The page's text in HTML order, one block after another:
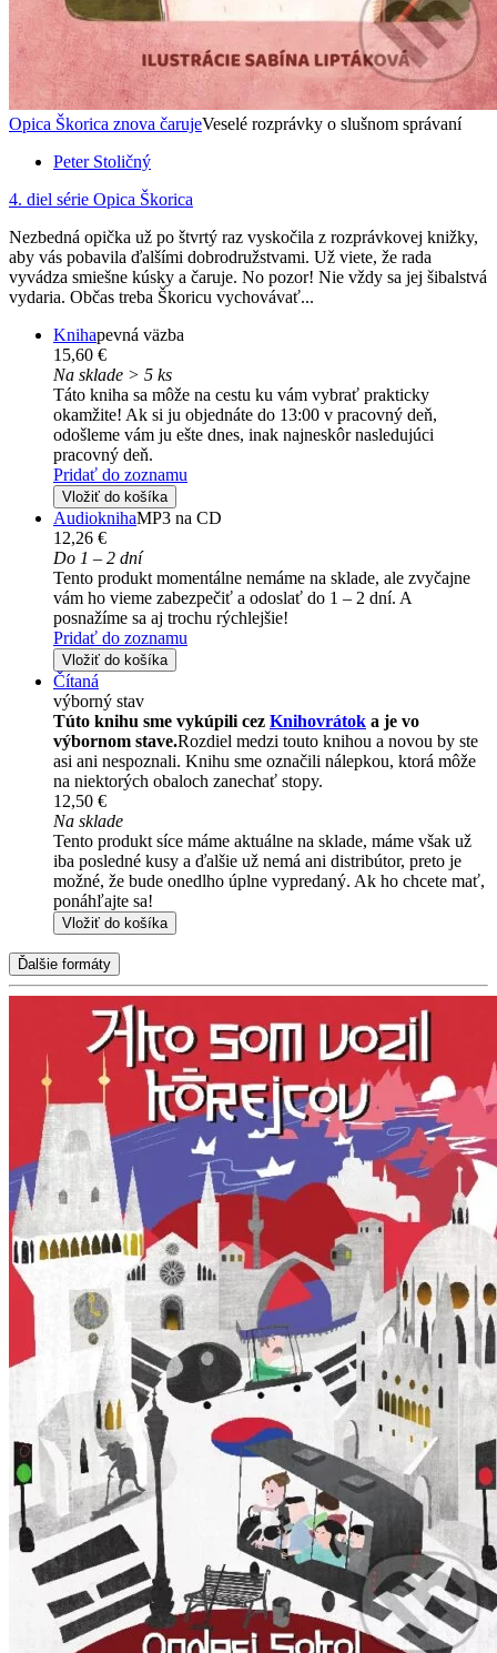
Opica Škorica znova čarujeVeselé rozprávky o slušnom správaní
Peter Stoličný
4. diel série Opica Škorica
Nezbedná opička už po štvrtý raz vyskočila z rozprávkovej knižky,
aby vás pobavila ďalšími dobrodružstvami. Už viete, že rada
vyvádza smiešne kúsky a čaruje. No pozor! Nie vždy sa jej šibalstvá
vydaria. Občas treba Škoricu vychovávať...
Knihapevná väzba
15,60 €
Na sklade > 5 ks
Táto kniha sa môže na cestu ku vám vybrať prakticky
okamžite! Ak si ju objednáte do 13:00 v pracovný deň,
odošleme vám ju ešte dnes, inak najneskôr nasledujúci
pracovný deň.
Pridať do zoznamu
Vložiť do košíka
AudioknihaMP3 na CD
12,26 €
Do 1 – 2 dní
Tento produkt momentálne nemáme na sklade, ale zvyčajne
vám ho vieme zabezpečiť a odoslať do 1 – 2 dní. A
posnažíme sa aj trochu rýchlejšie!
Pridať do zoznamu
Vložiť do košíka
Čítaná
výborný stav
Túto knihu sme vykúpili cez Knihovrátok a je vo
výbornom stave.Rozdiel medzi touto knihou a novou by ste
asi ani nespoznali. Knihu sme označili nálepkou, ktorá môže
na niektorých obaloch zanechať stopy.
12,50 €
Na sklade
Tento produkt síce máme aktuálne na sklade, máme však už
iba posledné kusy a ďalšie už nemá ani distribútor, preto je
možné, že bude onedlho úplne vypredaný. Ak ho chcete mať,
ponáhľajte sa!
Vložiť do košíka
Ďalšie formáty